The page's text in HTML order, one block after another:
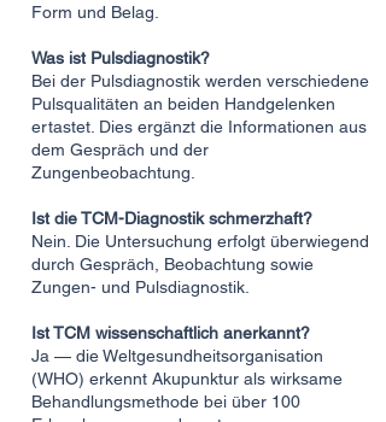
Form und Belag.
Was ist Pulsdiagnostik?
Bei der Pulsdiagnostik werden verschiedene
Pulsqualitäten an beiden Handgelenken
ertastet. Dies ergänzt die Informationen aus
dem Gespräch und der
Zungenbeobachtung.
Ist die TCM-Diagnostik schmerzhaft?
Nein. Die Untersuchung erfolgt überwiegend
durch Gespräch, Beobachtung sowie
Zungen- und Pulsdiagnostik.
Ist TCM wissenschaftlich anerkannt?
Ja — die Weltgesundheitsorganisation
(WHO) erkennt Akupunktur als wirksame
Behandlungsmethode bei über 100